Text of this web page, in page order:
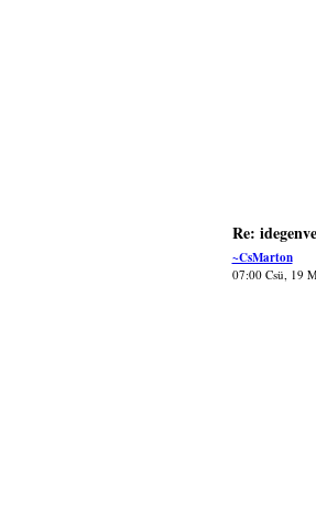
Re:
~CsMarton
07:00 Csü, 19